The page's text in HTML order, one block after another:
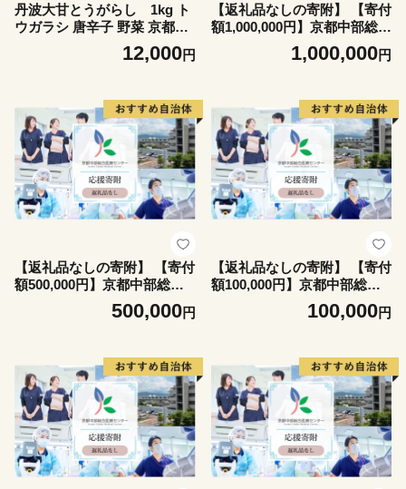
丹波大甘とうがらし 1kg ト
ウガラシ 唐辛子 野菜 京都府
12,000円
【返礼品なしの寄附】 【寄付
額1,000,000円】京都中部総合
医療センター ～地域の拠点病
院として、患者さん中心の良
1,000,000円
【返礼品なしの寄附】 【寄付
額500,000円】京都中部総合
医療センター ～地域の拠点病
院として、患者さん中心の良
500,000円
【返礼品なしの寄附】 【寄付
額100,000円】京都中部総合
医療センター ～地域の拠点病
院として、患者さん中心の良
100,000円